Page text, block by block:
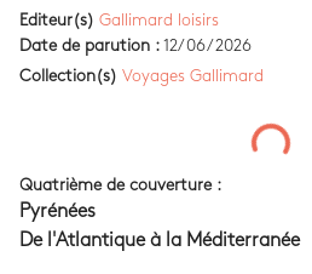
Editeur(s) Gallimard loisirs
Date de parution : 12/06/2026
Collection(s) Voyages Gallimard
Quatrième de couverture :
Pyrénées
De l'Atlantique à la Méditerranée